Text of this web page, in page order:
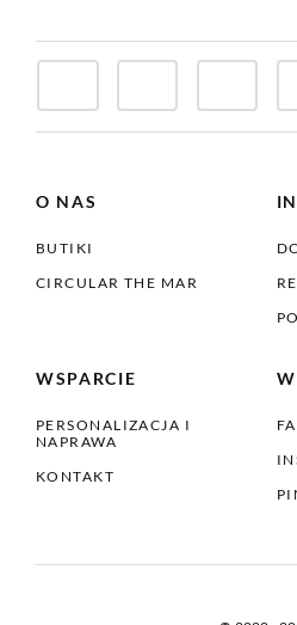
O NAS
BUTIKI
CIRCULAR THE MAR
WSPARCIE
PERSONALIZACJA I
NAPRAWA
KONTAKT